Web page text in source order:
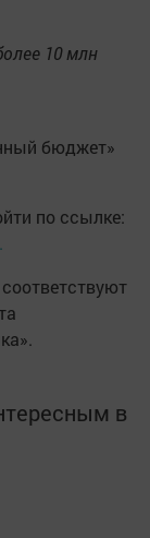
10 млн
бюджет»
по ссылке:
в